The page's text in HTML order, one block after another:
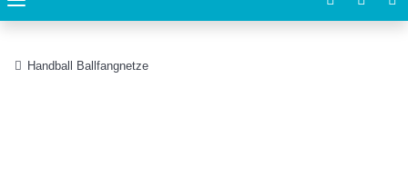
Handball Ballfangnetze